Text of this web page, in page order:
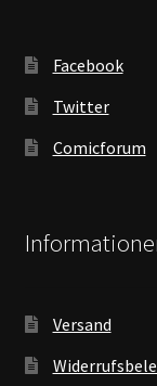
Facebook
Twitter
Comicforum
Versand